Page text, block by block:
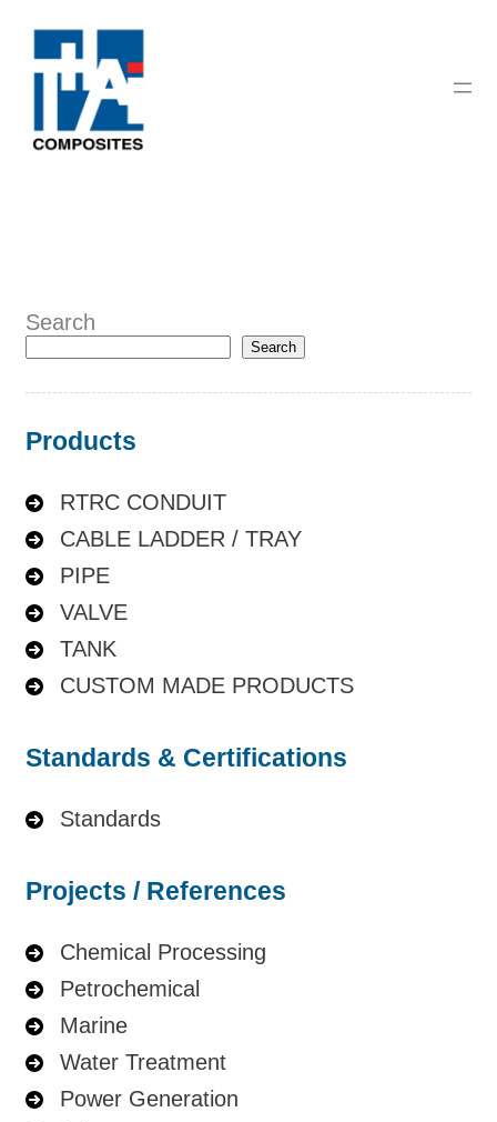
Search
Search
Products
RTRC CONDUIT
CABLE LADDER / TRAY
PIPE
VALVE
TANK
CUSTOM MADE PRODUCTS
Standards & Certifications
Standards
Projects / References
Chemical Processing
Petrochemical
Marine
Water Treatment
Power Generation